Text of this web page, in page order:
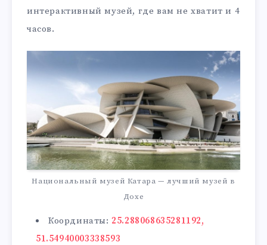
интерактивный музей, где вам не хватит и 4
часов.
Национальный музей Катара — лучший музей в
Дохе
Координаты:25.288068635281192,
51.54940003338593